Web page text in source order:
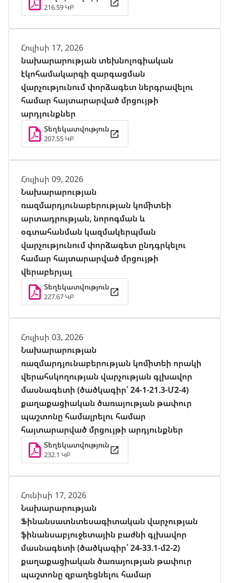
216.59 ԿԲ
Հուլիսի 17, 2026
նախարարության տեխնոլոգիական
էկոհամակարգի զարգացման
վարչությունում փորձագետ ներգրավելու
համար հայտարարված մրցույթի
արդյունքներ
Տեղեկատվություն
207.55 ԿԲ
Հուլիսի 09, 2026
Նախարարության
ռազմարդյունաբերության կոմիտեի
արտադրության, նորոգման և
օգտահանման կազմակերպման
վարչությունում փորձագետ ընդգրկելու
համար հայտարարված մրցույթի
վերաբերյալ
Տեղեկատվություն
227.67 ԿԲ
Հուլիսի 03, 2026
Նախարարության
ռազմարդյունաբերության կոմիտեի որակի
վերահսկողության վարչության գլխավոր
մասնագետի (ծածկագիր՝ 24-1-21.3-Մ2-4)
քաղաքացիական ծառայության թափուր
պաշտոնը համալրելու համար
հայտարարված մրցույթի արդյունքներ
Տեղեկատվություն
232.1 ԿԲ
Հունիսի 17, 2026
Նախարարության
Ֆինանսատնտեսագիտական վարչության
ֆինանսաբյուջետային բաժնի գլխավոր
մասնագետի (ծածկագիր՝ 24-33.1-մ2-2)
քաղաքացիական ծառայության թափուր
պաշտոնը զբաղեցնելու համար